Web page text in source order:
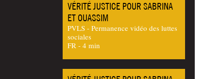
VÉRITÉ JUSTICE POUR SABRINA
ET OUASSIM
PVLS - Permanence vidéo des luttes
sociales
FR - 4 min